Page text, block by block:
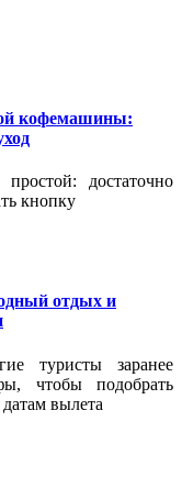
кофемашины:
достаточно
кнопку
отдых и
туристы заранее
чтобы подобрать
вылета